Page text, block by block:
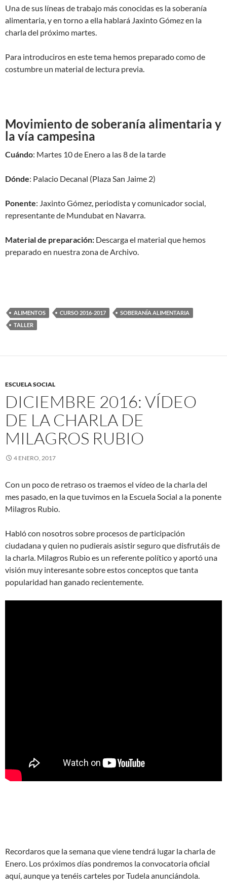
Una de sus líneas de trabajo más conocidas es la soberanía
alimentaria, y en torno a ella hablará Jaxinto Gómez en la
charla del próximo martes.
Para introduciros en este tema hemos preparado como de
costumbre un material de lectura previa.
Movimiento de soberanía alimentaria y
la vía campesina
Cuándo: Martes 10 de Enero a las 8 de la tarde
Dónde: Palacio Decanal (Plaza San Jaime 2)
Ponente: Jaxinto Gómez, periodista y comunicador social,
representante de Mundubat en Navarra.
Material de preparación: Descarga el material que hemos
preparado en nuestra zona de Archivo.
ALIMENTOS CURSO 2016-2017
SOBERANÍA ALIMENTARIA
TALLER
ESCUELA SOCIAL
DICIEMBRE 2016: VÍDEO
DE LA CHARLA DE
MILAGROS RUBIO
4 ENERO, 2017
Con un poco de retraso os traemos el vídeo de la charla del
mes pasado, en la que tuvimos en la Escuela Social a la ponente
Milagros Rubio.
Habló con nosotros sobre procesos de participación
ciudadana y quien no pudierais asistir seguro que disfrutáis de
la charla. Milagros Rubio es un referente político y aportó una
visión muy interesante sobre estos conceptos que tanta
popularidad han ganado recientemente.
Recordaros que la semana que viene tendrá lugar la charla de
Enero. Los próximos días pondremos la convocatoria oficial
aquí, aunque ya tenéis carteles por Tudela anunciándola.